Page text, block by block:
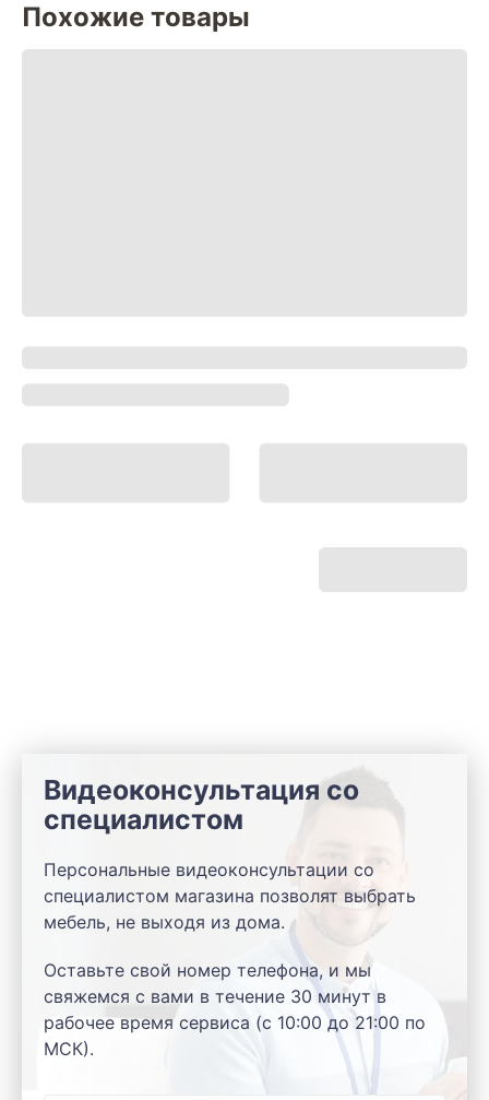
Похожие товары
Видеоконсультация со
специалистом
Персональные видеоконсультации со
специалистом магазина позволят выбрать
мебель, не выходя из дома.
Оставьте свой номер телефона, и мы
свяжемся с вами в течение 30 минут в
рабочее время сервиса (с 10:00 до 21:00 по
МСК).